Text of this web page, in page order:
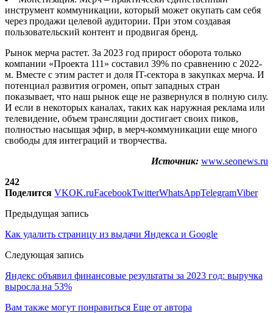
инструмент коммуникации, который может окупать сам себя
через продажи целевой аудитории. При этом создавая
пользовательский контент и продвигая бренд.
Рынок мерча растет. За 2023 год прирост оборота только
компании «Проекта 111» составил 39% по сравнению с 2022-
м. Вместе с этим растет и доля IT-сектора в закупках мерча. И
потенциал развития огромен, опыт западных стран
показывает, что наш рынок еще не развернулся в полную силу.
И если в некоторых каналах, таких как наружная реклама или
телевидение, объем трансляции достигает своих пиков,
полностью насыщая эфир, в мерч-коммуникации еще много
свободы для интеграций и творчества.
Источник: www.seonews.ru
242
Поделится VKOK.ruFacebookTwitterWhatsAppTelegramViber
Предыдущая запись
Как удалить страницу из выдачи Яндекса и Google
Следующая запись
Яндекс объявил финансовые результаты за 2023 год: выручка
выросла на 53%
Вам также могут понравиться Еще от автора